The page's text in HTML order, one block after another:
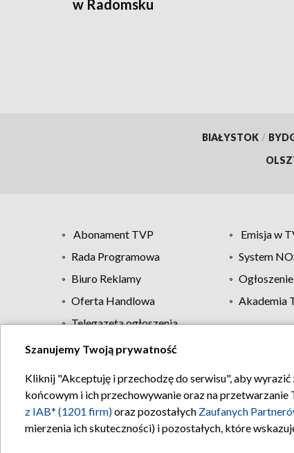
w Radomsku
BIAŁYSTOK /
Abonament TVP Emisja w
Rada Programowa
System
Biuro Reklamy
Oferta Handlowa
Akademia
Telegazeta ogłoszenia
Regulamin TVP
Szanujemy Twoją prywatność
Kliknij "Akceptuję i przechodzę do serwisu", aby
końcowym i ich przechowywanie oraz na przetwarzanie
z IAB* (1201 firm)oraz pozostałych Zaufanych
mierzenia ich skuteczności) i pozostałych, które